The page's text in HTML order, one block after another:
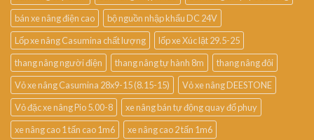
bán xe nâng điện cao
bộ nguồn nhập khẩu DC 24V
Lốp xe nâng Casumina chất lượng
lốp xe Xúc lật 29.5-25
thang nâng người điện
thang nâng tự hành 8m
thang nâng đôi
Vỏ xe nâng Casumina 28x9-15 (8.15-15)
Vỏ xe nâng DEESTONE
Vỏ đặc xe nâng Pio 5.00-8
xe nâng bán tự động quay đổ phuy
xe nâng cao 1 tấn cao 1m6
xe nâng cao 2 tấn 1m6